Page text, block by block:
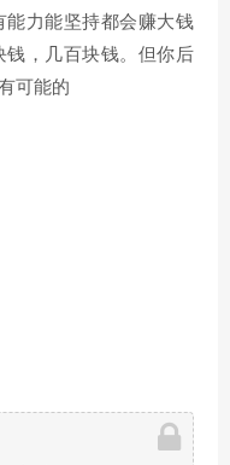
力能坚持都会赚大钱
钱，几百块钱。但你后
可能的